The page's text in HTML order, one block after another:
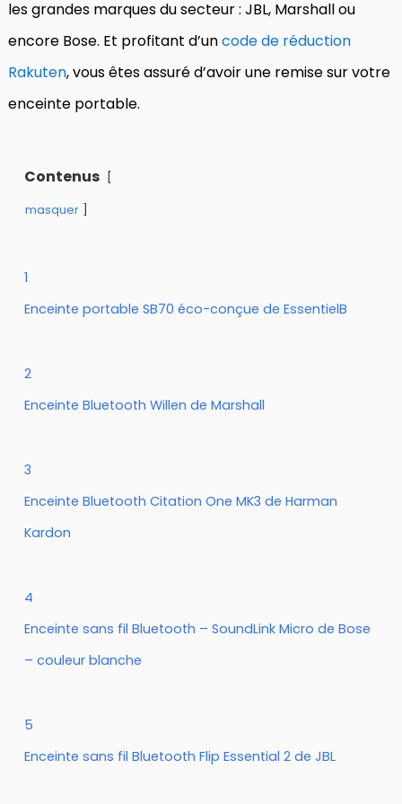
les grandes marques du secteur : JBL, Marshall ou
encore Bose. Et profitant d’uncode de réduction
Rakuten, vous êtes assuré d’avoir une remise sur votre
enceinte portable.
Contenus
masquer
1
Enceinte portable SB70 éco-conçue de EssentielB
2
Enceinte Bluetooth Willen de Marshall
3
Enceinte Bluetooth Citation One MK3 de Harman
Kardon
4
Enceinte sans fil Bluetooth – SoundLink Micro de Bose
– couleur blanche
5
Enceinte sans fil Bluetooth Flip Essential 2 de JBL